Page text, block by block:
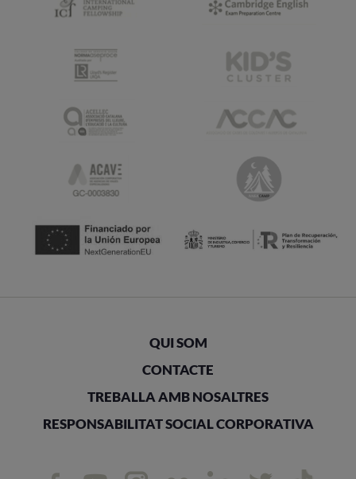
QUI SOM
CONTACTE
TREBALLA AMB NOSALTRES
RESPONSABILITAT SOCIAL CORPORATIVA